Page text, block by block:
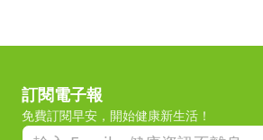
訂閱電子報
免費訂閱早安，開始健康新生活！